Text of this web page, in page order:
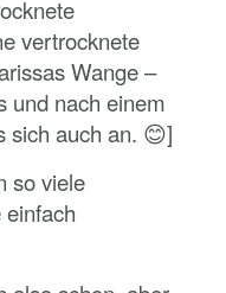
vertrocknete
Wange –
und nach einem
sich auch an. 😊]
so viele